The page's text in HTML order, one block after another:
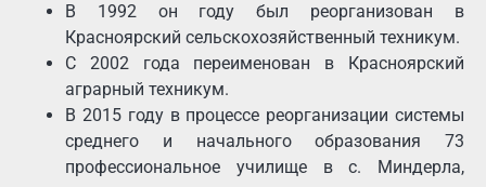
В 1992 он году был реорганизован в
Красноярский сельскохозяйственный техникум.
С 2002 года переименован в Красноярский
аграрный техникум.
В 2015 году в процессе реорганизации системы
среднего и начального образования 73
профессиональное училище в с. Миндерла,